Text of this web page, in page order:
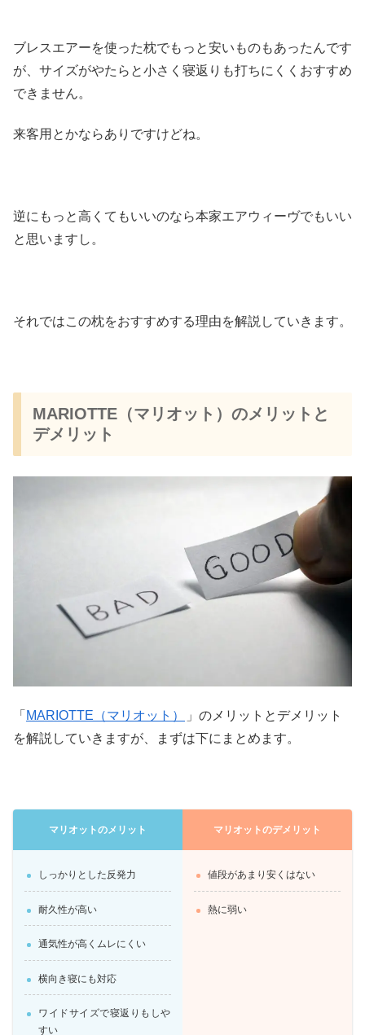
ブレスエアーを使った枕でもっと安いものもあったんです
が、サイズがやたらと小さく寝返りも打ちにくくおすすめ
できません。
来客用とかならありですけどね。
逆にもっと高くてもいいのなら本家エアウィーヴでもいい
と思いますし。
それではこの枕をおすすめする理由を解説していきます。
MARIOTTE（マリオット）のメリットと
デメリット
「 MARIOTTE（マリオット）
」のメリットとデメリット
を解説していきますが、まずは下にまとめます。
マリオットのメリット
しっかりとした反発力
耐久性が高い
通気性が高くムレにくい
横向き寝にも対応
ワイドサイズで寝返りもしや
すい
マリオットのデメリット
値段があまり安くはない
熱に弱い